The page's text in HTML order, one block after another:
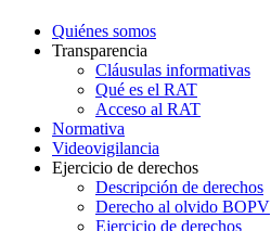
Quiénes somos
Transparencia
Cláusulas informativas
Qué es el RAT
Acceso al RAT
Normativa
Videovigilancia
Ejercicio de derechos
Descripción de derechos
Derecho al olvido BOPV
Ejercicio de derechos